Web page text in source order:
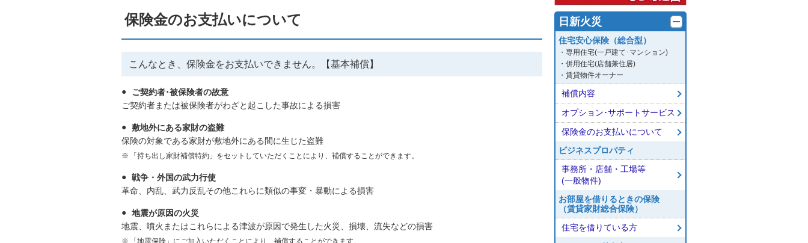
保険金のお支払いについて
こんなとき、保険金をお支払いできません。【基本補償】
ご契約者･被保険者の故意
ご契約者または被保険者がわざと起こした事故による損害
敷地外にある家財の盗難
保険の対象である家財が敷地外にある間に生じた盗難
「持ち出し家財補償特約」をセットしていただくことにより、補償することができます。
戦争・外国の武力行使
革命、内乱、武力反乱その他これらに類似の事変・暴動による損害
地震が原因の火災
地震、噴火またはこれらによる津波が原因で発生した火災、損壊、流失などの損害
「地震保険」にご加入いただくことにより、補償することができます。
日新火災
住宅安心保険（総合型）
・専用住宅(一戸建て･マンション)
・併用住宅(店舗兼住居)
・賃貸物件オーナー
補償内容
オプション･サポートサービス
保険金のお支払いについて
ビジネスプロパティ
事務所・店舗・工場等
(一般物件)
お部屋を借りるときの保険
（賃貸家財総合保険）
住宅を借りている方